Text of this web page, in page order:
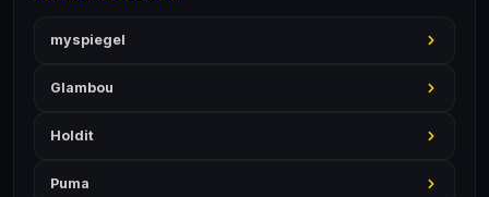
myspiegel
Glambou
Holdit
Puma